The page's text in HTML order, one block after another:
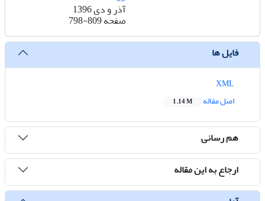
آذر و دی 1396
صفحه798-809
فایل ها
اصل مقاله
1.14 M
هم رسانی
ارجاع به این مقاله